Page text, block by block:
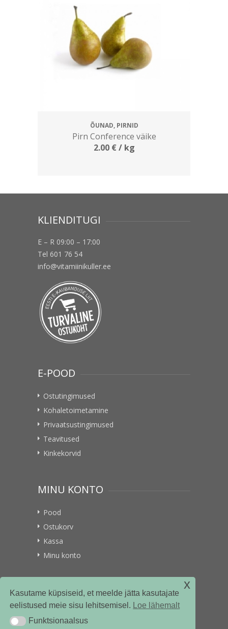
Kasutame küpsiseid, et meelde jätta kasutajate
eelistused meie sisu lehitsemisel. Loe lähemalt
Funktsionaalsus
Funktsionaalsus
x
ÕUNAD, PIRNID
Pirn Conference väike
2.00 €/ kg
KLIENDITUGI
E – R 09:00 – 17:00
Tel 601 76 54
info@vitamiinikuller.ee
E-POOD
Ostutingimused
Kohaletoimetamine
Privaatsustingimused
Teavitused
Kinkekorvid
MINU KONTO
Pood
Ostukorv
Kassa
Minu konto
VITAMIINIKULLER.EE